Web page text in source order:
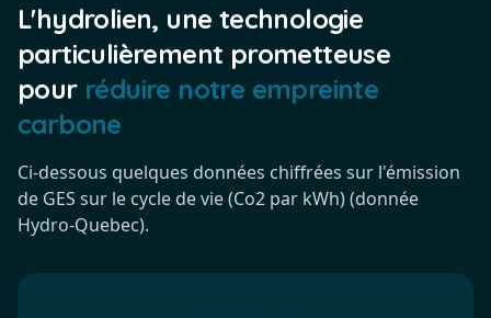
L'hydrolien, une technologie
particulièrement prometteuse
pour réduire notre empreinte
carbone
Ci-dessous quelques données chiffrées sur l'émission
de GES sur le cycle de vie (Co2 par kWh) (donnée
Hydro-Quebec).